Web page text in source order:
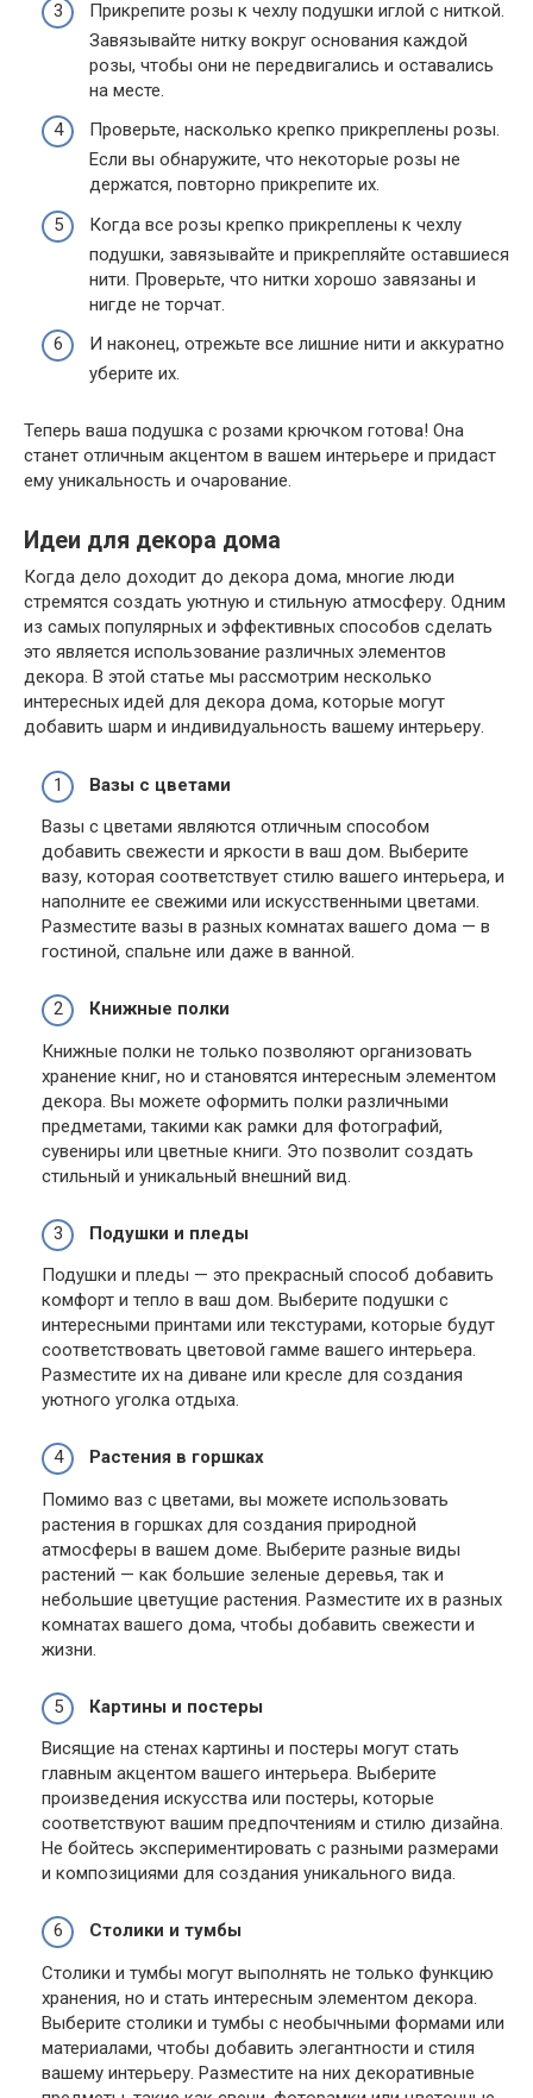
Прикрепите розы к чехлу подушки иглой с ниткой.
Завязывайте нитку вокруг основания каждой
розы, чтобы они не передвигались и оставались
на месте.
Проверьте, насколько крепко прикреплены розы.
Если вы обнаружите, что некоторые розы не
держатся, повторно прикрепите их.
Когда все розы крепко прикреплены к чехлу
подушки, завязывайте и прикрепляйте оставшиеся
нити. Проверьте, что нитки хорошо завязаны и
нигде не торчат.
И наконец, отрежьте все лишние нити и аккуратно
уберите их.
Теперь ваша подушка с розами крючком готова! Она
станет отличным акцентом в вашем интерьере и придаст
ему уникальность и очарование.
Идеи для декора дома
Когда дело доходит до декора дома, многие люди
стремятся создать уютную и стильную атмосферу. Одним
из самых популярных и эффективных способов сделать
это является использование различных элементов
декора. В этой статье мы рассмотрим несколько
интересных идей для декора дома, которые могут
добавить шарм и индивидуальность вашему интерьеру.
Вазы с цветами
Вазы с цветами являются отличным способом
добавить свежести и яркости в ваш дом. Выберите
вазу, которая соответствует стилю вашего интерьера, и
наполните ее свежими или искусственными цветами.
Разместите вазы в разных комнатах вашего дома — в
гостиной, спальне или даже в ванной.
Книжные полки
Книжные полки не только позволяют организовать
хранение книг, но и становятся интересным элементом
декора. Вы можете оформить полки различными
предметами, такими как рамки для фотографий,
сувениры или цветные книги. Это позволит создать
стильный и уникальный внешний вид.
Подушки и пледы
Подушки и пледы — это прекрасный способ добавить
комфорт и тепло в ваш дом. Выберите подушки с
интересными принтами или текстурами, которые будут
соответствовать цветовой гамме вашего интерьера.
Разместите их на диване или кресле для создания
уютного уголка отдыха.
Растения в горшках
Помимо ваз с цветами, вы можете использовать
растения в горшках для создания природной
атмосферы в вашем доме. Выберите разные виды
растений — как большие зеленые деревья, так и
небольшие цветущие растения. Разместите их в разных
комнатах вашего дома, чтобы добавить свежести и
жизни.
Картины и постеры
Висящие на стенах картины и постеры могут стать
главным акцентом вашего интерьера. Выберите
произведения искусства или постеры, которые
соответствуют вашим предпочтениям и стилю дизайна.
Не бойтесь экспериментировать с разными размерами
и композициями для создания уникального вида.
Столики и тумбы
Столики и тумбы могут выполнять не только функцию
хранения, но и стать интересным элементом декора.
Выберите столики и тумбы с необычными формами или
материалами, чтобы добавить элегантности и стиля
вашему интерьеру. Разместите на них декоративные